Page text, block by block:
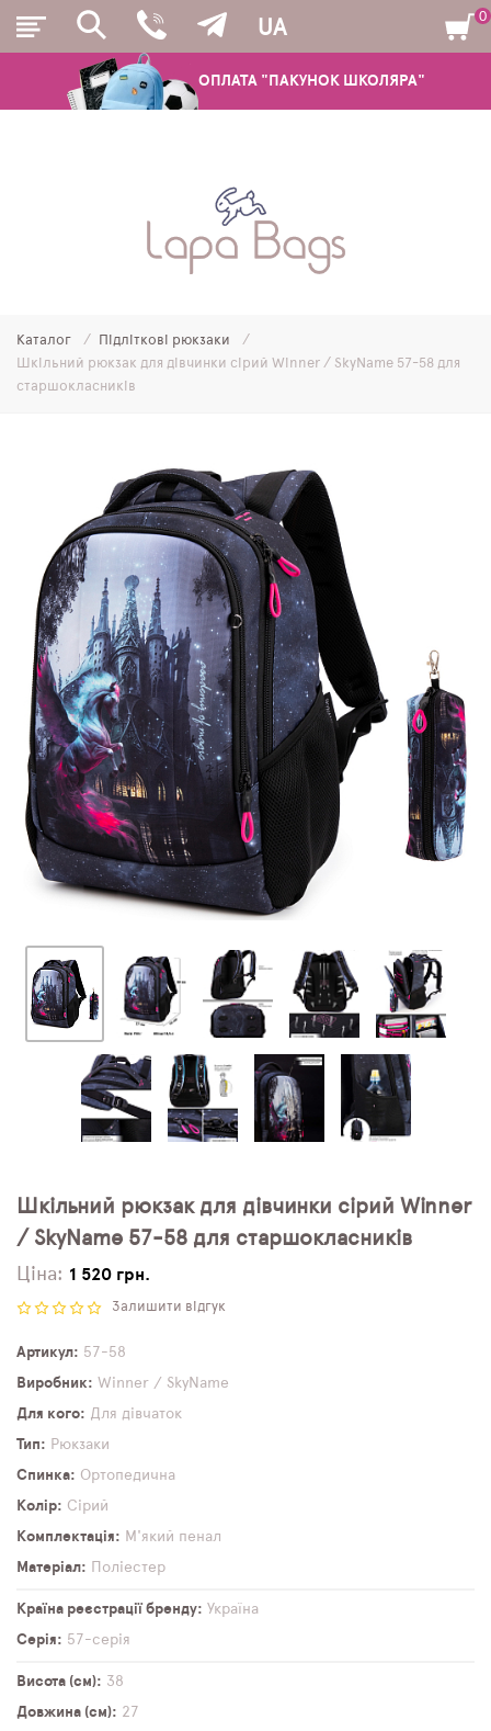
ОПЛАТА "ПАКУНОК ШКОЛЯРА"
UA
ШКІЛЬНІ РЮКЗАКИ ТА РАНЦІ
МОЛОДІЖНІ РЮКЗАКИ
ПЛЯШКИ ДЛЯ ВОДИ
DELUNE
SCHOOL STANDARD
SKYNAME
РОЗПРОДАЖ
0
Каталог
Підліткові рюкзаки
Шкільний рюкзак для дівчинки сірий Winner / SkyNamе 57-58 для
старшокласників
Шкільний рюкзак для дівчинки сірий Winner
/ SkyNamе 57-58 для старшокласників
Ціна: 1 520 грн.
Залишити відгук
Артикул
57-58
Виробник
Winner / SkyName
Для кого
Для дівчаток
Тип
Рюкзаки
Спинка
Ортопедична
Колір
Сірий
Комплектація
М'який пенал
Матеріал
Поліестер
Країна реєстрації бренду
Україна
Серія
57-серія
Висота (см)
38
Довжина (см)
27